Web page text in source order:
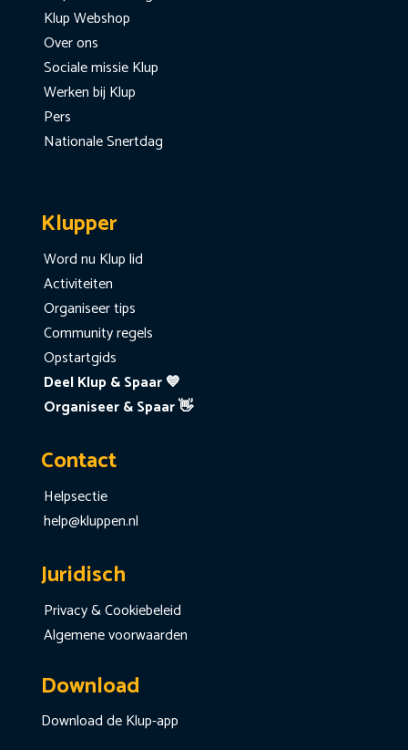
Klup Webshop
Over ons
Sociale missie Klup
Werken bij Klup
Pers
Nationale Snertdag
Klupper
Word nu Klup lid
Activiteiten
Organiseer tips
Community regels
Opstartgids
Deel Klup & Spaar 💙
Organiseer & Spaar 👋
Contact
Helpsectie
help@kluppen.nl
Juridisch
Privacy & Cookiebeleid
Algemene voorwaarden
Download
Download de Klup-app